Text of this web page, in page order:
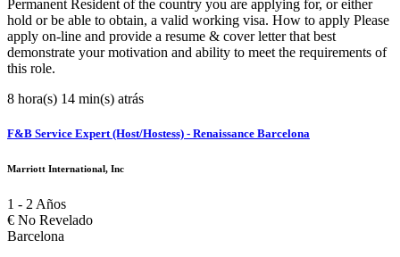
Permanent Resident of the country you are applying for, or either
hold or be able to obtain, a valid working visa. How to apply Please
apply on-line and provide a resume & cover letter that best
demonstrate your motivation and ability to meet the requirements of
this role.
8 hora(s) 14 min(s) atrás
F&B Service Expert (Host/Hostess) - Renaissance Barcelona
Marriott International, Inc
1 - 2 Años
€ No Revelado
Barcelona